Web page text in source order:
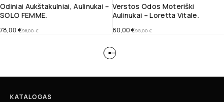
Odiniai Aukštakulniai, Aulinukai –
SOLO FEMME.
98,00€
78,00 €
Verstos Odos Moteriški
Aulinukai – Loretta Vitale.
95,00€
80,00€
KATALOGAS